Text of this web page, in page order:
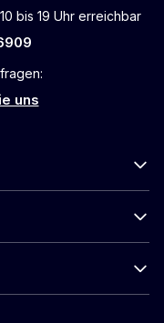
bis 19 Uhr erreichbar
uns